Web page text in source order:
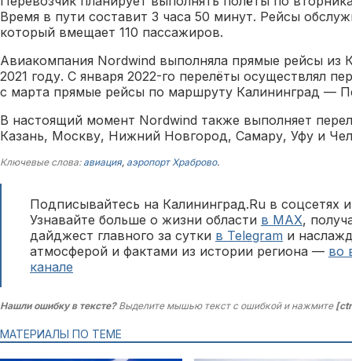
Время в пути составит 3 часа 50 минут. Рейсы
который вмещает 110 пассажиров.
Авиакомпания Nordwind выполняла прямые рейсы из
2021 году. С января 2022-го перелёты осуществлял
с марта прямые рейсы по маршруту Калининград —
В настоящий момент Nordwind также выполняет
Казань, Москву, Нижний Новгород, Самару, Уфу и
Ключевые слова: авиация, аэропорт Храброво.
Подписывайтесь на Калининград.Ru в соцсетях
Узнавайте больше о жизни области в MAX,
дайджест главного за сутки в Telegram и
атмосферой и фактами из истории региона — во
канале
Нашли ошибку в тексте?Выделите мышью текст с ошибкой и нажмите
МАТЕРИАЛЫ ПО ТЕМЕ